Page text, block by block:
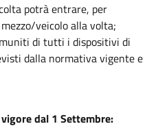
potrà entrare, per
veicolo alla volta;
di tutti i dispositivi di
dalla normativa vigente e
dal 1 Settembre: